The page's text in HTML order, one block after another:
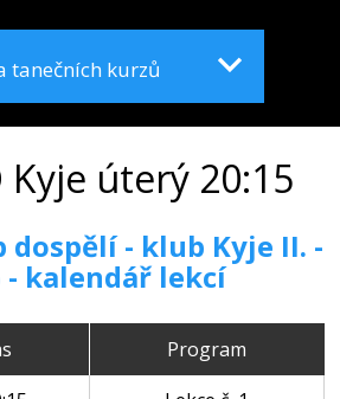
tanečních kurzů
Kyje úterý 20:15
dospělí - klub Kyje II. -
- kalendář lekcí
Program